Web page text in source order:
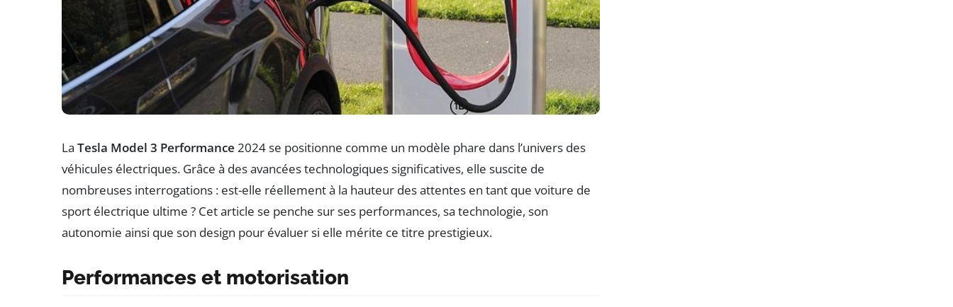
La Tesla Model 3 Performance 2024 se positionne comme un modèle phare dans l’univers des
véhicules électriques. Grâce à des avancées technologiques significatives, elle suscite de
nombreuses interrogations : est-elle réellement à la hauteur des attentes en tant que voiture de
sport électrique ultime ? Cet article se penche sur ses performances, sa technologie, son
autonomie ainsi que son design pour évaluer si elle mérite ce titre prestigieux.
Performances et motorisation